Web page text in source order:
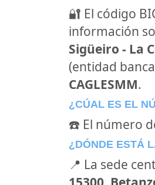
🔐 El código
información
Sigüeiro - La
(entidad
CAGLESMM.
¿CÚAL ES EL
☎️ El número
¿DÓNDE ESTÁ
📍 La sede